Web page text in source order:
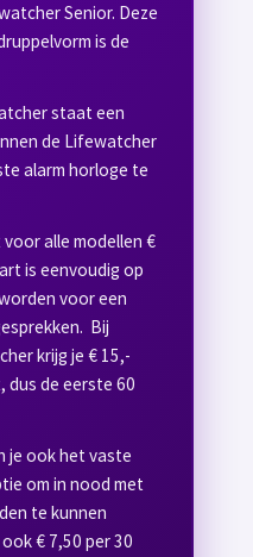
Senior. Deze
is de
staat een
de Lifewatcher
alarm horloge te
alle modellen €
is eenvoudig op
voor een
Bij
krijg je € 15,-
dus de eerste 60
je ook het vaste
om in nood met
te kunnen
€ 7,50 per 30